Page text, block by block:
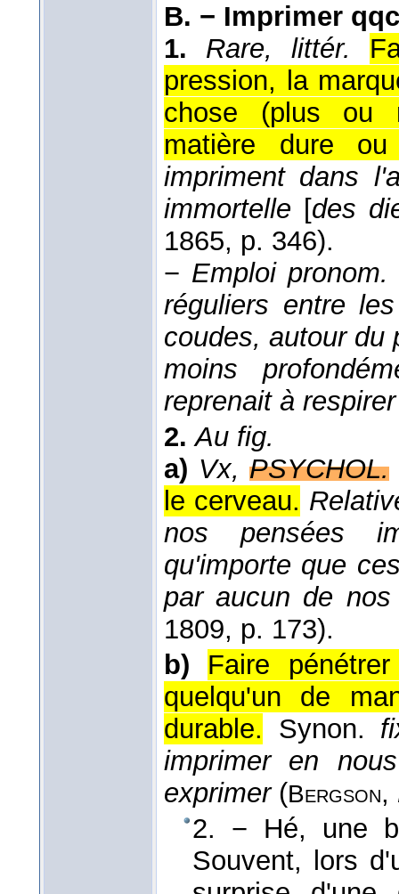
B. − Imprimer
1.
Rare, littér.
pression, la
chose (plus ou
matière dure ou
impriment dans
immortelle [des
1865, p. 346).
− Emploi pronom.
réguliers entre
coudes, autour du
moins
reprenait à
2. Au fig.
a) Vx, PSYCHOL.
le cerveau.
nos pensées
qu'importe que
par aucun de
1809, p. 173).
b)
Faire
quelqu'un de
durable.
Synon.
imprimer en
exprimer (Bergson,
2. − Hé, une
Souvent, lors